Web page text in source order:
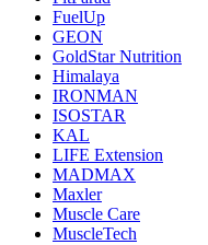
FuelUp
GEON
GoldStar Nutrition
Himalaya
IRONMAN
ISOSTAR
KAL
LIFE Extension
MADMAX
Maxler
Muscle Care
MuscleTech